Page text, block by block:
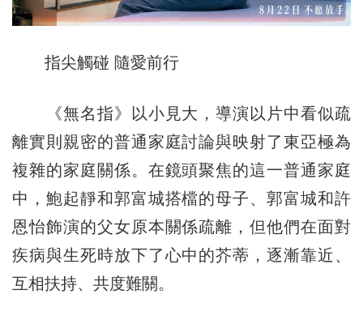
指尖觸碰 隨愛前行
《無名指》以小見大，導演以片中看似疏
離實則親密的普通家庭討論與映射了東亞極為
複雜的家庭關係。在鏡頭聚焦的這一普通家庭
中，鮑起靜和郭富城搭檔的母子、郭富城和許
恩怡飾演的父女原本關係疏離，但他們在面對
疾病與生死時放下了心中的芥蒂，逐漸靠近、
互相扶持、共度難關。